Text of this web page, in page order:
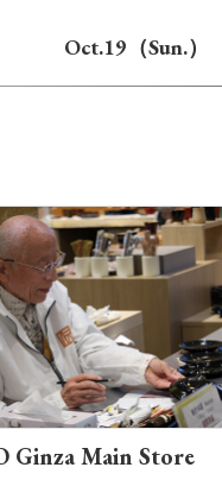
Oct.19（Sun.）
Ginza Main Store